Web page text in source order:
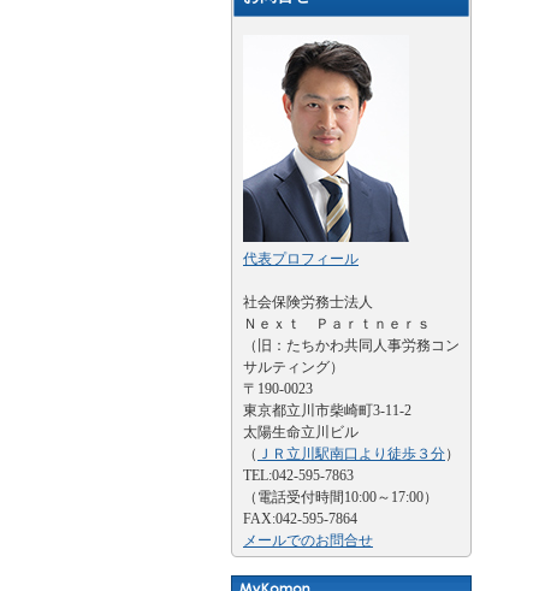
代表プロフィール
社会保険労務士法人
Ｎｅｘｔ Ｐａｒｔｎｅｒｓ
（旧：たちかわ共同人事労務コン
サルティング）
〒190-0023
東京都立川市柴崎町3-11-2
太陽生命立川ビル
（ ＪＲ立川駅南口より徒歩３分）
TEL:042-595-7863
（電話受付時間10:00～17:00）
FAX:042-595-7864
メールでのお問合せ